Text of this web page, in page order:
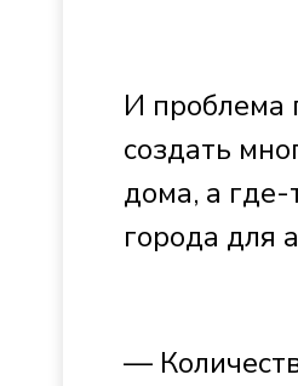
И проблема
создать
дома, а
города для
—